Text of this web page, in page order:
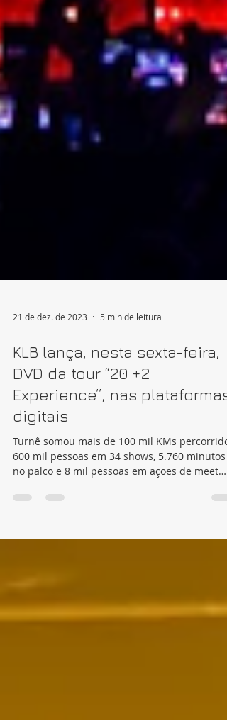
21 de dez. de 2023 5 min de leitura
KLB lança, nesta sexta-feira,
DVD da tour “20 +2
Experience”, nas plataformas
digitais
Turnê somou mais de 100 mil KMs
600 mil pessoas em 34 shows, 5.760 minutos
and...